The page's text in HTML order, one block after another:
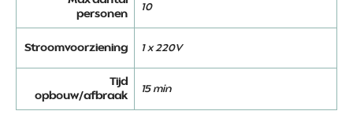
personen
10
Stroomvoorziening 1 x 220V
Tijd
opbouw/afbraak
15 min